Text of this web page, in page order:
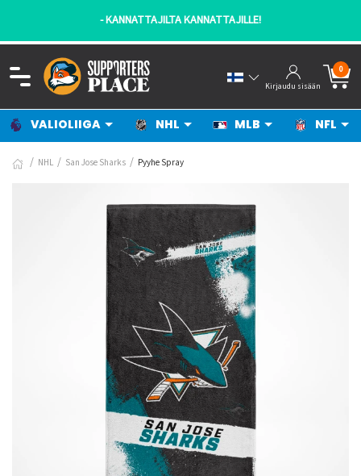
- KANNATTAJILTA KANNATTAJILLE!
Kirjaudu sisään
0
VALIOLIIGA NHL MLB NFL
NHL San Jose Sharks Pyyhe Spray